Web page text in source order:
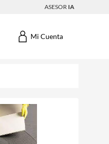
ASESOR IA
Mi Cuenta